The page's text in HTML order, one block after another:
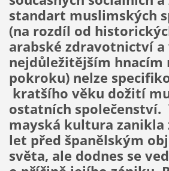
standart muslimských
(na rozdíl od
arabské zdravotnictví a
nejdůležitějším hnacím
pokroku) nelze
kratšího věku dožití
ostatních společenství.
mayská kultura
let před španělským
světa, ale dodnes se